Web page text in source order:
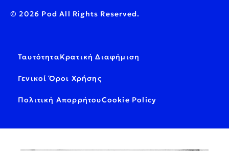
© 2026 Pod All Rights Reserved.
ΤαυτότηταΚρατική Διαφήμιση
Γενικοί Όροι Χρήσης
Πολιτική ΑπορρήτουCookie Policy